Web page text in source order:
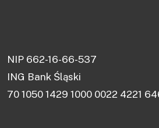
NIP 662-16-66-537
ING Bank Śląski
70 1050 1429 1000 0022 4221